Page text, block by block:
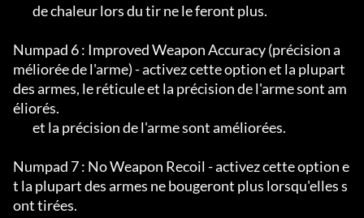
Numpad 6 : Improved Weapon Accuracy (précision a
méliorée de l'arme) - activez cette option et la plupart
des armes, le réticule et la précision de l'arme sont am
éliorés.
Numpad 7 : No Weapon Recoil - activez cette option e
t la plupart des armes ne bougeront plus lorsqu'elles s
ont tirées.